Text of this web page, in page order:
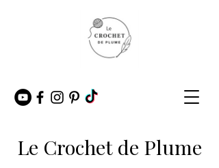
Le Crochet de Plume